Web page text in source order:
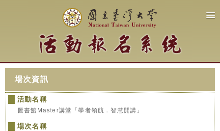
場次資訊
活動名稱
圖書館Master講堂「學者領航．智慧開講」
場次名稱